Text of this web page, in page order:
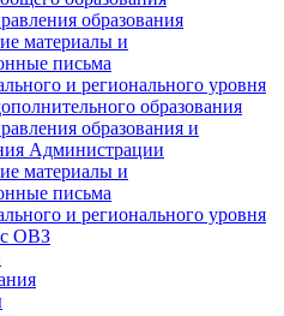
образования
материалы и
письма
и регионального уровня
образования
образования и
Администрации
материалы и
письма
и регионального уровня
с ОВЗ